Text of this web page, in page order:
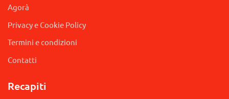
Agorà
Privacy e Cookie Policy
Termini e condizioni
Contatti
Recapiti